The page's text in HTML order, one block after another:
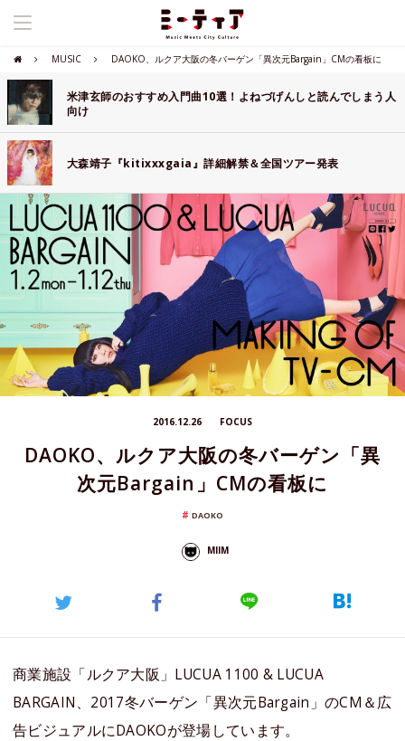
MUSIC DAOKO、ルクア大阪の冬バーゲン「異次元Bargain」CMの看板に
米津玄師のおすすめ入門曲10選！よねづげんしと読んでしまう人
向け
大森靖子『kitixxxgaia』詳細解禁＆全国ツアー発表
2016.12.26 FOCUS
DAOKO、ルクア大阪の冬バーゲン「異
次元Bargain」CMの看板に
DAOKO
MIIM
商業施設「ルクア大阪」LUCUA 1100 & LUCUA
BARGAIN、2017冬バーゲン「異次元Bargain」のCM＆広
告ビジュアルにDAOKOが登場しています。